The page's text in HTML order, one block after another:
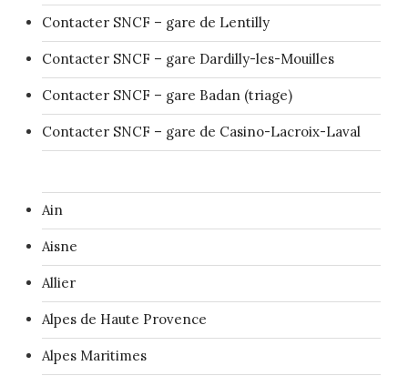
Contacter SNCF – gare de Lentilly
Contacter SNCF – gare Dardilly-les-Mouilles
Contacter SNCF – gare Badan (triage)
Contacter SNCF – gare de Casino-Lacroix-Laval
Ain
Aisne
Allier
Alpes de Haute Provence
Alpes Maritimes